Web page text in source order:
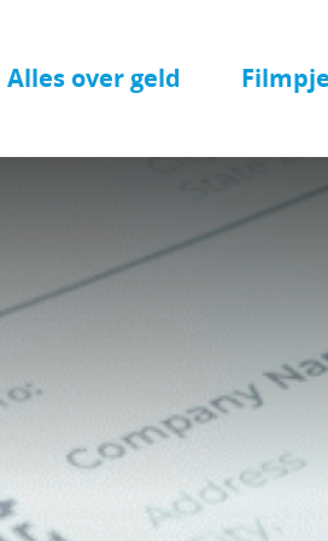
Alles over geld